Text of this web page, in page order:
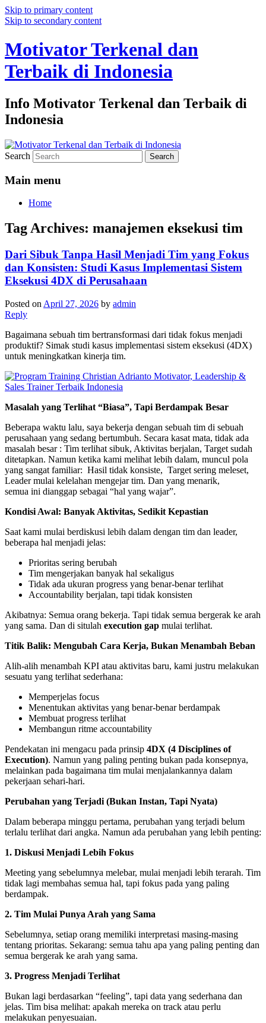
Skip to primary content
Skip to secondary content
Motivator Terkenal dan
Terbaik di Indonesia
Info Motivator Terkenal dan Terbaik di
Indonesia
Search
Main menu
Home
Tag Archives: manajemen eksekusi tim
Dari Sibuk Tanpa Hasil Menjadi Tim yang Fokus
dan Konsisten: Studi Kasus Implementasi Sistem
Eksekusi 4DX di Perusahaan
Posted on April 27, 2026 by admin
Reply
Bagaimana sebuah tim bertransformasi dari tidak fokus menjadi
produktif? Simak studi kasus implementasi sistem eksekusi (4DX)
untuk meningkatkan kinerja tim.
Masalah yang Terlihat “Biasa”, Tapi Berdampak Besar
Beberapa waktu lalu, saya bekerja dengan sebuah tim di sebuah
perusahaan yang sedang bertumbuh. Secara kasat mata, tidak ada
masalah besar : Tim terlihat sibuk, Aktivitas berjalan, Target sudah
ditetapkan. Namun ketika kami melihat lebih dalam, muncul pola
yang sangat familiar: Hasil tidak konsiste, Target sering meleset,
Leader mulai kelelahan mengejar tim. Dan yang menarik,
semua ini dianggap sebagai “hal yang wajar”.
Kondisi Awal: Banyak Aktivitas, Sedikit Kepastian
Saat kami mulai berdiskusi lebih dalam dengan tim dan leader,
beberapa hal menjadi jelas:
Prioritas sering berubah
Tim mengerjakan banyak hal sekaligus
Tidak ada ukuran progress yang benar-benar terlihat
Accountability berjalan, tapi tidak konsisten
Akibatnya: Semua orang bekerja. Tapi tidak semua bergerak ke arah
yang sama. Dan di situlah execution gap mulai terlihat.
Titik Balik: Mengubah Cara Kerja, Bukan Menambah Beban
Alih-alih menambah KPI atau aktivitas baru, kami justru melakukan
sesuatu yang terlihat sederhana:
Memperjelas focus
Menentukan aktivitas yang benar-benar berdampak
Membuat progress terlihat
Membangun ritme accountability
Pendekatan ini mengacu pada prinsip 4DX (4 Disciplines of
Execution). Namun yang paling penting bukan pada konsepnya,
melainkan pada bagaimana tim mulai menjalankannya dalam
pekerjaan sehari-hari.
Perubahan yang Terjadi (Bukan Instan, Tapi Nyata)
Dalam beberapa minggu pertama, perubahan yang terjadi belum
terlalu terlihat dari angka. Namun ada perubahan yang lebih penting:
1. Diskusi Menjadi Lebih Fokus
Meeting yang sebelumnya melebar, mulai menjadi lebih terarah. Tim
tidak lagi membahas semua hal, tapi fokus pada yang paling
berdampak.
2. Tim Mulai Punya Arah yang Sama
Sebelumnya, setiap orang memiliki interpretasi masing-masing
tentang prioritas. Sekarang: semua tahu apa yang paling penting dan
semua bergerak ke arah yang sama.
3. Progress Menjadi Terlihat
Bukan lagi berdasarkan “feeling”, tapi data yang sederhana dan
jelas. Tim bisa melihat: apakah mereka on track atau perlu
melakukan penyesuaian.